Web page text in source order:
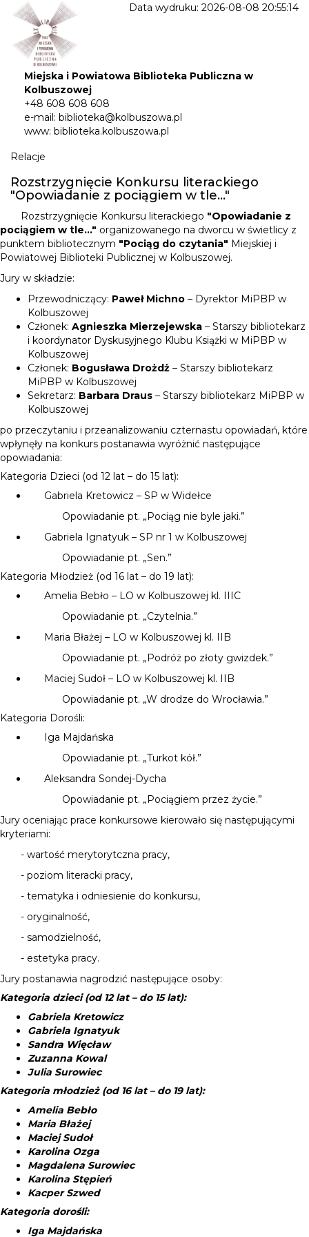
Miejska i Powiatowa Biblioteka Publiczna w
Kolbuszowej
+48 608 608 608
e-mail: biblioteka@kolbuszowa.pl
www: biblioteka.kolbuszowa.pl
Data wydruku: 2026-08-08 20:55:14
Relacje
Rozstrzygnięcie Konkursu literackiego
"Opowiadanie z pociągiem w tle..."
Rozstrzygnięcie Konkursu literackiego "Opowiadanie z
pociągiem w tle..." organizowanego na dworcu w świetlicy z
punktem bibliotecznym "Pociąg do czytania" Miejskiej i
Powiatowej Biblioteki Publicznej w Kolbuszowej.
Jury w składzie:
Przewodniczący: Paweł Michno – Dyrektor MiPBP w
Kolbuszowej
Członek: Agnieszka Mierzejewska – Starszy bibliotekarz
i koordynator Dyskusyjnego Klubu Książki w MiPBP w
Kolbuszowej
Członek: Bogusława Drożdż – Starszy bibliotekarz
MiPBP w Kolbuszowej
Sekretarz: Barbara Draus – Starszy bibliotekarz MiPBP w
Kolbuszowej
po przeczytaniu i przeanalizowaniu czternastu opowiadań, które
wpłynęły na konkurs postanawia wyróżnić następujące
opowiadania:
Kategoria Dzieci (od 12 lat – do 15 lat):
Gabriela Kretowicz – SP w Widełce
Opowiadanie pt. „Pociąg nie byle jaki.”
Gabriela Ignatyuk – SP nr 1 w Kolbuszowej
Opowiadanie pt. „Sen.”
Kategoria Młodzież (od 16 lat – do 19 lat):
Amelia Bebło – LO w Kolbuszowej kl. IIIC
Opowiadanie pt. „Czytelnia.”
Maria Błażej – LO w Kolbuszowej kl. IIB
Opowiadanie pt. „Podróż po złoty gwizdek.”
Maciej Sudoł – LO w Kolbuszowej kl. IIB
Opowiadanie pt. „W drodze do Wrocławia.”
Kategoria Dorośli:
Iga Majdańska
Opowiadanie pt. „Turkot kół.”
Aleksandra Sondej-Dycha
Opowiadanie pt. „Pociągiem przez życie.”
Jury oceniając prace konkursowe kierowało się następującymi
kryteriami:
- wartość merytorytczna pracy,
- poziom literacki pracy,
- tematyka i odniesienie do konkursu,
- oryginalność,
- samodzielność,
- estetyka pracy.
Jury postanawia nagrodzić następujące osoby:
Kategoria dzieci (od 12 lat – do 15 lat):
Gabriela Kretowicz
Gabriela Ignatyuk
Sandra Więcław
Zuzanna Kowal
Julia Surowiec
Kategoria młodzież (od 16 lat – do 19 lat):
Amelia Bebło
Maria Błażej
Maciej Sudoł
Karolina Ozga
Magdalena Surowiec
Karolina Stępień
Kacper Szwed
Kategoria dorośli:
Iga Majdańska